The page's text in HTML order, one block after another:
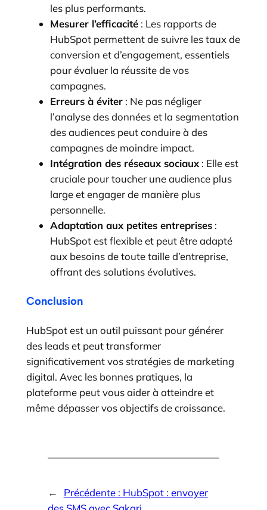
les plus performants.
Mesurer l’efficacité: Les rapports de
HubSpot permettent de suivre les taux de
conversion et d’engagement, essentiels
pour évaluer la réussite de vos
campagnes.
Erreurs à éviter: Ne pas négliger
l’analyse des données et la segmentation
des audiences peut conduire à des
campagnes de moindre impact.
Intégration des réseaux sociaux: Elle est
cruciale pour toucher une audience plus
large et engager de manière plus
personnelle.
Adaptation aux petites entreprises:
HubSpot est flexible et peut être adapté
aux besoins de toute taille d’entreprise,
offrant des solutions évolutives.
Conclusion
HubSpot est un outil puissant pour générer
des leads et peut transformer
significativement vos stratégies de marketing
digital. Avec les bonnes pratiques, la
plateforme peut vous aider à atteindre et
même dépasser vos objectifs de croissance.
← Précédente : HubSpot : envoyer